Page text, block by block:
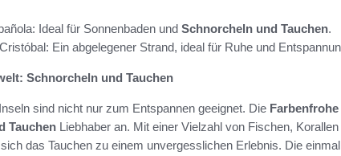
Ideal für Sonnenbaden und Schnorcheln und Tauchen.
Ein abgelegener Strand, ideal für Ruhe und
Schnorcheln und Tauchen
sind nicht nur zum Entspannen geeignet. Die
Tauchen Liebhaber an. Mit einer Vielzahl von Fischen,
das Tauchen zu einem unvergesslichen Erlebnis. Die